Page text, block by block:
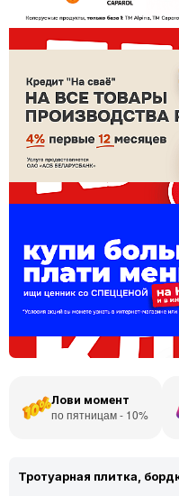
Лови момент
по пятницам - 10%
Тротуарная плитка,